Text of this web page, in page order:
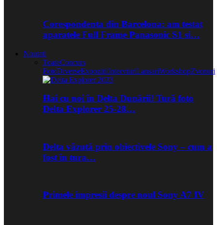
Corespondenta din Barcelona: am testat
aparatele Full Frame Panasonic S1 si…
Noutati
ToateConcurs
FotoDiverseExpozitiiInterviuriLansariWorkshopZvonuri
Hai cu noi în Delta Dunării! Tură foto
Delta Explorer 25-28…
Delta văzută prin obiectivele Sony – cum a
fost în tura…
Primele impresii despre noul Sony A7 IV